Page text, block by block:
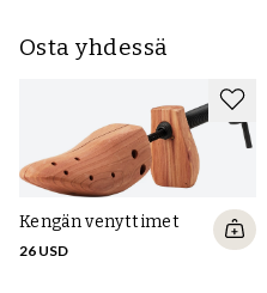
Osta yhdessä
Kengän venyttimet
26 USD